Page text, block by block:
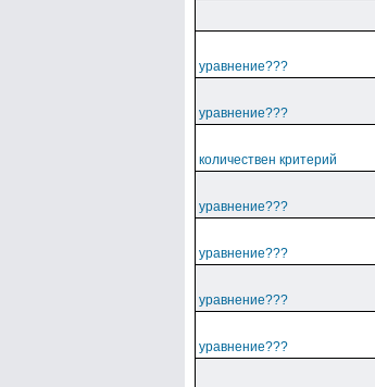
уравнение???
уравнение???
количествен критерий
уравнение???
уравнение???
уравнение???
уравнение???